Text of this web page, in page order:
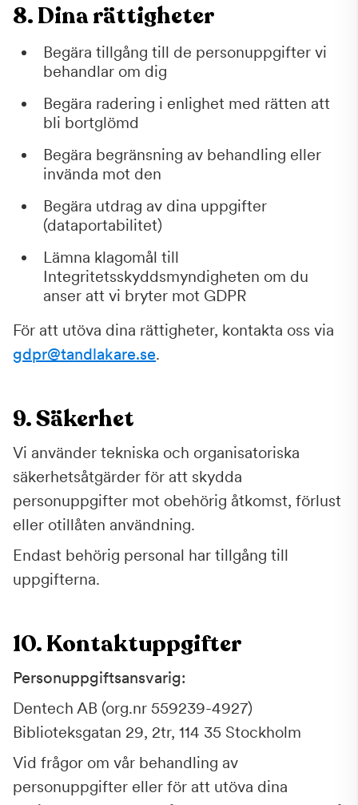
8. Dina rättigheter
Begära tillgång till de personuppgifter vi
behandlar om dig
Begära radering i enlighet med rätten att
bli bortglömd
Begära begränsning av behandling eller
invända mot den
Begära utdrag av dina uppgifter
(dataportabilitet)
Lämna klagomål till
Integritetsskyddsmyndigheten om du
anser att vi bryter mot GDPR
För att utöva dina rättigheter, kontakta oss via
gdpr@tandlakare.se.
9. Säkerhet
Vi använder tekniska och organisatoriska
säkerhetsåtgärder för att skydda
personuppgifter mot obehörig åtkomst, förlust
eller otillåten användning.
Endast behörig personal har tillgång till
uppgifterna.
10. Kontaktuppgifter
Personuppgiftsansvarig:
Dentech AB (org.nr 559239-4927)
Biblioteksgatan 29, 2tr, 114 35 Stockholm
Vid frågor om vår behandling av
personuppgifter eller för att utöva dina